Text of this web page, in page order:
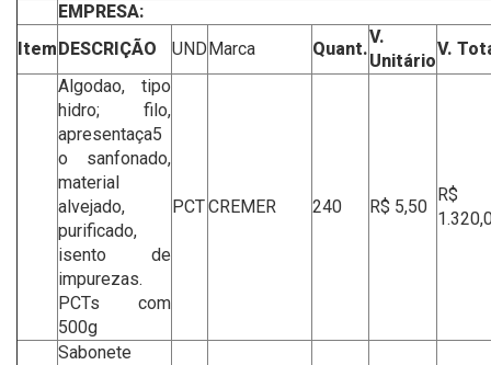
EMPRESA:
ItemDESCRIÇÃO UNDMarca Quant.
V.
Unitário
V.
Algodao, tipo
hidro; filo,
apresentaça5
o sanfonado,
material
alvejado,
purificado,
isento de
impurezas.
PCTs com
500g
PCTCREMER 240 R$ 5,50
R$
Sabonete